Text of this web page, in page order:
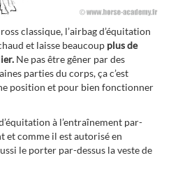
classique, l’airbag d’équitation
et laisse beaucoup plus de
Ne pas être gêner par des
parties du corps, ça c’est
position et pour bien fonctionner
à l’entraînement par-
et comme il est autorisé en
le porter par-dessus la veste de